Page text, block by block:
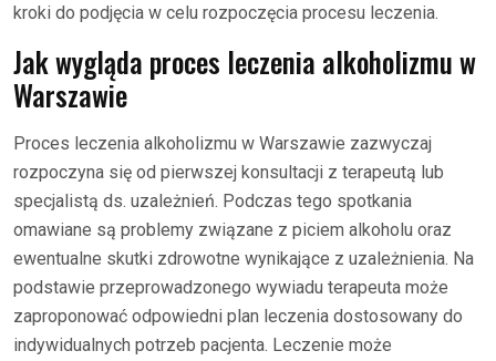
kroki do podjęcia w celu rozpoczęcia procesu leczenia.
Jak wygląda proces leczenia alkoholizmu w
Warszawie
Proces leczenia alkoholizmu w Warszawie zazwyczaj
rozpoczyna się od pierwszej konsultacji z terapeutą lub
specjalistą ds. uzależnień. Podczas tego spotkania
omawiane są problemy związane z piciem alkoholu oraz
ewentualne skutki zdrowotne wynikające z uzależnienia. Na
podstawie przeprowadzonego wywiadu terapeuta może
zaproponować odpowiedni plan leczenia dostosowany do
indywidualnych potrzeb pacjenta. Leczenie może